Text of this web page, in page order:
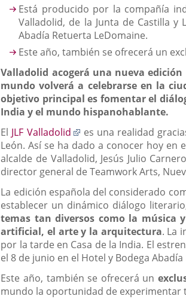
Está producido por la compañía
Valladolid, de la Junta de Castilla y
Abadía Retuerta LeDomaine.
Este año, también se ofrecerá un
Valladolid acogerá una nueva
mundo volverá a celebrarse en la
objetivo principal es fomentar el
India y el mundo hispanohablante.
El JLF Valladolid
Enlace
a
una
aplicación
es una realidad
León. Así se ha dado a conocer hoy en
alcalde de Valladolid, Jesús Julio
director general de Teamwork Arts,
La edición española del considerado
establecer un dinámico diálogo
temas tan diversos como la música
artificial, el arte y la arquitectura. La
por la tarde en Casa de la India. El
el 8 de junio en el Hotel y Bodega
Este año, también se ofrecerá un
mundo la oportunidad de experimentar